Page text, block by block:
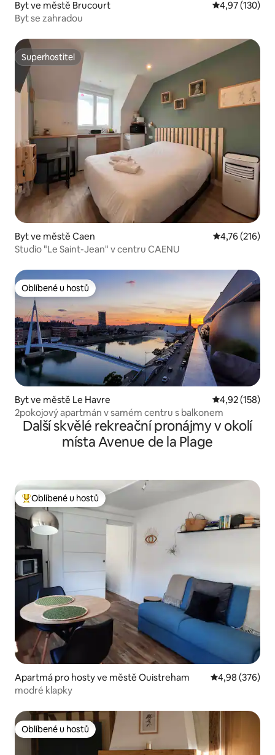
Byt ve městě Brucourt Průměrné
4,97 (130)
Byt se zahradou
Superhostitel
Superhostitel
Byt ve městě Caen Průměrné
4,76 (216)
Studio "Le Saint-Jean" v centru CAENU
Oblíbené u hostů
Oblíbené u hostů
Byt ve městě Le Havre Průměrné
4,92 (158)
2pokojový apartmán v samém centru s balkonem
Další skvělé rekreační pronájmy v okolí
místa Avenue de la Plage
Nejlepší v kategorii Oblíbené u hostů
Oblíbené u hostů
Apartmá pro hosty ve městě Ouistreham Průměrné
4,98 (376)
modré klapky
Oblíbené u hostů
Oblíbené u hostů